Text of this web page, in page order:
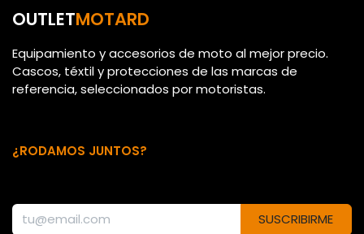
OUTLETMOTARD
Equipamiento y accesorios de moto al mejor precio.
Cascos, téxtil y protecciones de las marcas de
referencia, seleccionados por motoristas.
¿RODAMOS JUNTOS?
SUSCRIBIRME